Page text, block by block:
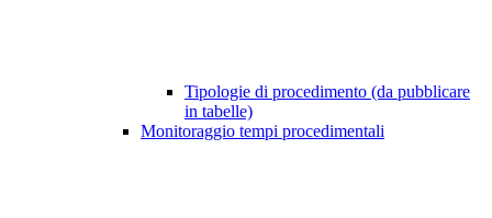
Tipologie di procedimento (da pubblicare
in tabelle)
Monitoraggio tempi procedimentali